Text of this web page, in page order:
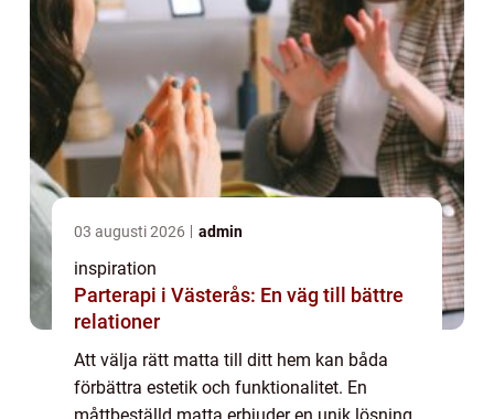
03 augusti 2026 admin
inspiration
Parterapi i Västerås: En väg till bättre
relationer
Att välja rätt matta till ditt hem kan båda
förbättra estetik och funktionalitet. En